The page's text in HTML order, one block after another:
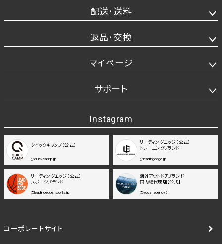
配送・送料
返品・交換
マイページ
サポート
Instagram
クイックキャンプ【公式】
@quickcamp.jp
リーディングエッジ【公式】
トレーニングブランド
@leadingedge.jp
リーディングエッジ【公式】
スポーツブランド
@leadingedge_sports.jp
海外アウトドアブランド
国内総代理店【公式】
@yoca_agency2
コーポレートサイト